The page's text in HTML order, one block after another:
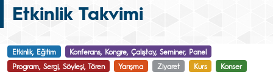
Etkinlik Takvimi
Etkinlik, Eğitim
Konferans, Kongre, Çalıştay, Seminer, Panel
Program, Sergi, Söyleşi, Tören
Yarışma Ziyaret Kurs Konser